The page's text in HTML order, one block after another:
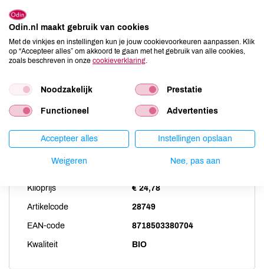
Sesam
niet aanwezig
Soja
niet aanwezig
Vis
niet aanwezig
Zwaveldioxide / sulfieten
niet aanwezig
Productspecificaties
Kiloprijs € 24,78
Artikelcode 28749
EAN-code 8718503380704
Kwaliteit BIO
Odin.nl maakt gebruik van cookies
Met de vinkjes en instellingen kun je jouw cookievoorkeuren aanpassen. Klik
op “Accepteer alles” om akkoord te gaan met het gebruik van alle cookies,
zoals beschreven in onze cookieverklaring.
Noodzakelijk Prestatie
Functioneel Advertenties
Accepteer alles Instellingen opslaan
Weigeren Nee, pas aan